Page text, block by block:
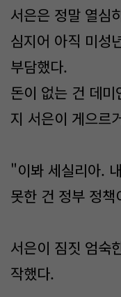
서은은 정말 열심
심지어 아직 미성
부담했다.
돈이 없는 건 데
지 서은이 게으르
"이봐 세실리아.
못한 건 정부 정
서은이 짐짓 엄숙
작했다.